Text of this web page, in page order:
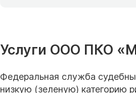
Услуги ООО ПКО
Федеральная служба
низкую (зеленую) категорию